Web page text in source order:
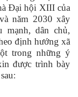
Đại hội XIII của
năm 2030 xây
mạnh, dân chủ,
định hướng xã
trong những ý
được trình bày